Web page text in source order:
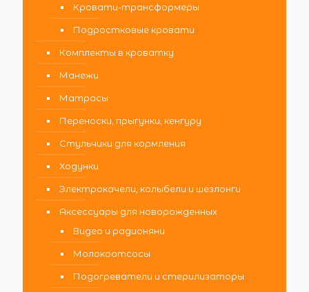
Кровати-трансформеры
Подростковые кровати
Комплекты в кроватку
Манежи
Матрасы
Переноски, прыгунки, кенгуру
Стульчики для кормления
Ходунки
Электрокачели, колыбели и шезлонги
Аксессуары для новорожденных
Видео и радионяни
Молокоотсосы
Подогреватели и стерилизаторы